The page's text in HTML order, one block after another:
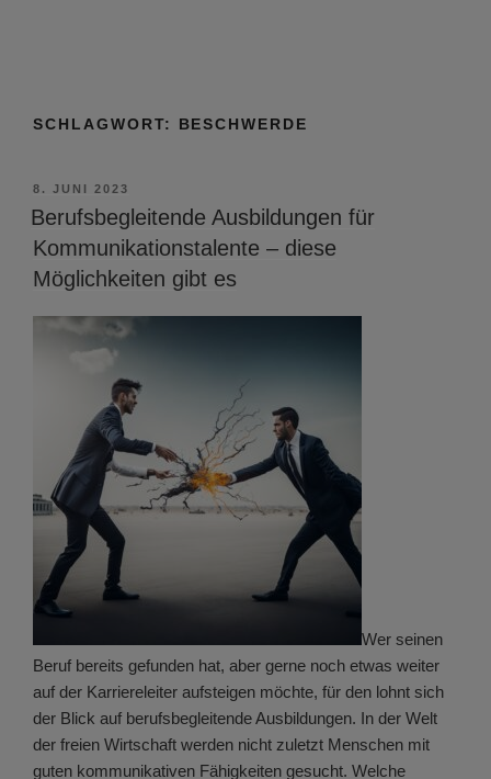
SCHLAGWORT: BESCHWERDE
VERÖFFENTLICHT
AM
8. JUNI 2023
Berufsbegleitende Ausbildungen für
Kommunikationstalente – diese
Möglichkeiten gibt es
Wer seinen
Beruf bereits gefunden hat, aber gerne noch etwas weiter
auf der Karriereleiter aufsteigen möchte, für den lohnt sich
der Blick auf berufsbegleitende Ausbildungen. In der Welt
der freien Wirtschaft werden nicht zuletzt Menschen mit
guten kommunikativen Fähigkeiten gesucht. Welche